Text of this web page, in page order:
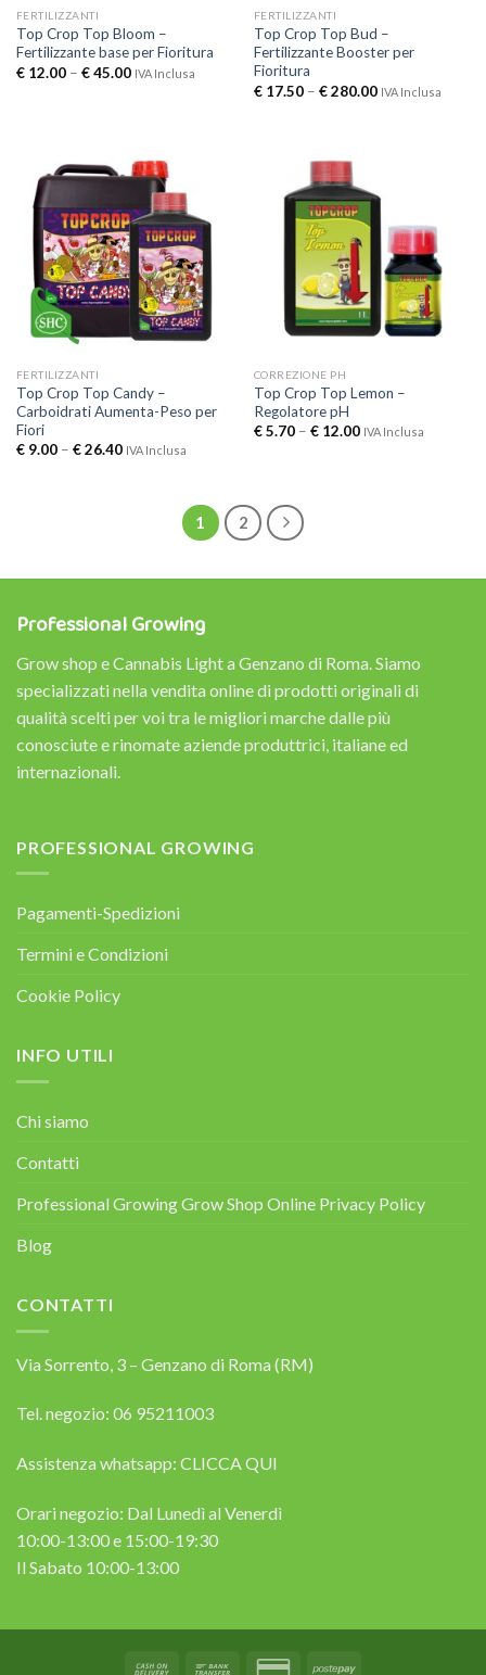
FERTILIZZANTI
Top Crop Top Bloom –
Fertilizzante base per Fioritura
€12.00– €45.00 IVA Inclusa
FERTILIZZANTI
Top Crop Top Bud –
Fertilizzante Booster per
Fioritura
€17.50– €280.00 IVA Inclusa
FERTILIZZANTI
Top Crop Top Candy –
Carboidrati Aumenta-Peso per
Fiori
€9.00– €26.40 IVA Inclusa
CORREZIONE PH
Top Crop Top Lemon –
Regolatore pH
€5.70– €12.00 IVA Inclusa
1 2
Professional Growing
Grow shop e Cannabis Light a Genzano di Roma. Siamo
specializzati nella vendita online di prodotti originali di
qualità scelti per voi tra le migliori marche dalle più
conosciute e rinomate aziende produttrici, italiane ed
internazionali.
PROFESSIONAL GROWING
Pagamenti-Spedizioni
Termini e Condizioni
Cookie Policy
INFO UTILI
Chi siamo
Contatti
Professional Growing Grow Shop Online Privacy Policy
Blog
CONTATTI
Via Sorrento, 3 – Genzano di Roma (RM)
Tel. negozio: 06 95211003
Assistenza whatsapp: CLICCA QUI
Orari negozio: Dal Lunedì al Venerdì
10:00-13:00 e 15:00-19:30
Il Sabato 10:00-13:00